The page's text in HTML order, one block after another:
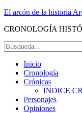
El arcón de la historia
CRONOLOGÍA
Inicio
Cronología
Crónicas
INDICE
Personajes
Opiniones